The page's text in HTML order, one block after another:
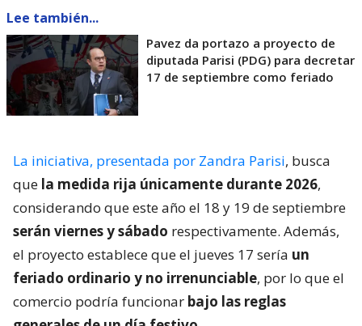
Lee también...
Pavez da portazo a proyecto de
diputada Parisi (PDG) para decretar
17 de septiembre como feriado
La iniciativa, presentada por Zandra Parisi, busca
que la medida rija únicamente durante 2026,
considerando que este año el 18 y 19 de septiembre
serán viernes y sábado respectivamente. Además,
el proyecto establece que el jueves 17 sería un
feriado ordinario y no irrenunciable, por lo que el
comercio podría funcionar bajo las reglas